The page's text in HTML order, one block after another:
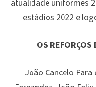
atualidade uniformes
estádios 2022 e
OS REFORÇOS
João Cancelo Para